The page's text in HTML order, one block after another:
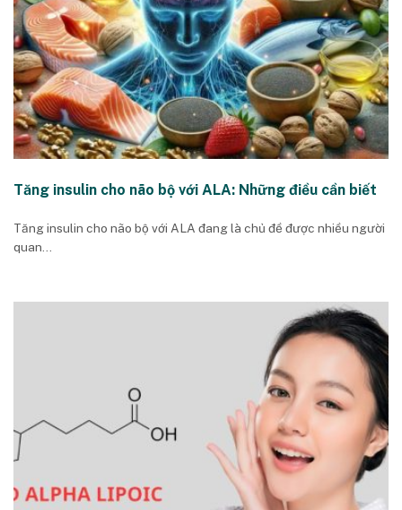
Tăng insulin cho não bộ với ALA: Những điều cần biết
Tăng insulin cho não bộ với ALA đang là chủ đề được nhiều người
quan...